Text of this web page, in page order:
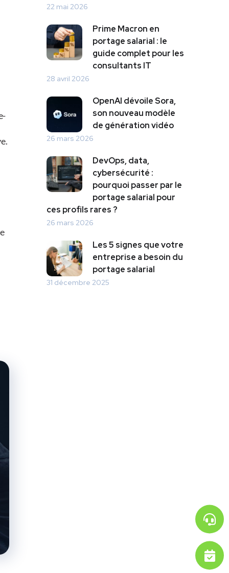
22 mai 2026
Prime Macron en
portage salarial : le
guide complet pour les
consultants IT
28 avril 2026
OpenAI dévoile Sora,
son nouveau modèle
de génération vidéo
26 mars 2026
DevOps, data,
cybersécurité :
pourquoi passer par le
portage salarial pour
ces profils rares ?
26 mars 2026
Les 5 signes que votre
entreprise a besoin du
portage salarial
31 décembre 2025